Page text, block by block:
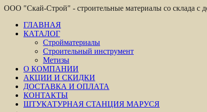
ООО "Скай-Строй" - строительные материалы со склада с
ГЛАВНАЯ
КАТАЛОГ
Стройматериалы
Строительный инструмент
Метизы
О КОМПАНИИ
АКЦИИ И СКИДКИ
ДОСТАВКА И ОПЛАТА
КОНТАКТЫ
ШТУКАТУРНАЯ СТАНЦИЯ МАРУСЯ